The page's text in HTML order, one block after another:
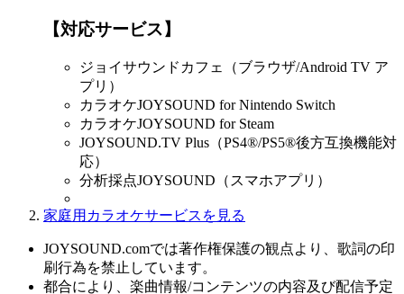
【対応サービス】
ジョイサウンドカフェ（ブラウザ/Android TV ア
プリ）
カラオケJOYSOUND for Nintendo Switch
カラオケJOYSOUND for Steam
JOYSOUND.TV Plus（PS4®/PS5®後方互換機能対
応）
分析採点JOYSOUND（スマホアプリ）
家庭用カラオケサービスを見る
JOYSOUND.comでは著作権保護の観点より、歌詞の印
刷行為を禁止しています。
都合により、楽曲情報/コンテンツの内容及び配信予定